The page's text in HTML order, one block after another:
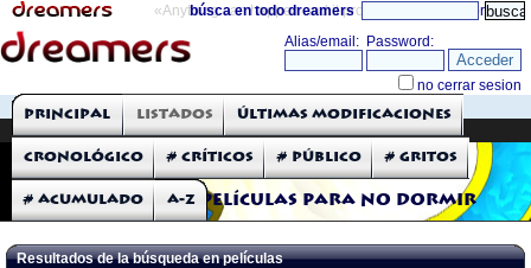
«Anything can happen and it probably will» directorio
búsca en todo dreamers
THE DREAMERS
Críticas: Películas
Películas para no dormir
Principal Listados Últimas modificaciones
Cronológico # Críticos # Público # Gritos
# Acumulado A-Z
Resultados de la búsqueda en películas